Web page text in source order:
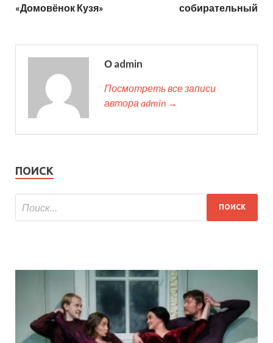
«Домовёнок Кузя»
собирательный
О admin
Посмотреть все записи
автора admin →
ПОИСК